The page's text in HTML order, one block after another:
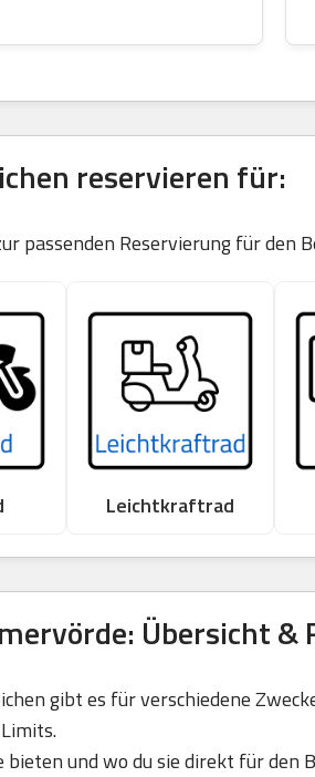
reservieren für:
passenden Reservierung für den
Leichtkraftrad
Übersicht &
gibt es für verschiedene
und wo du sie direkt für